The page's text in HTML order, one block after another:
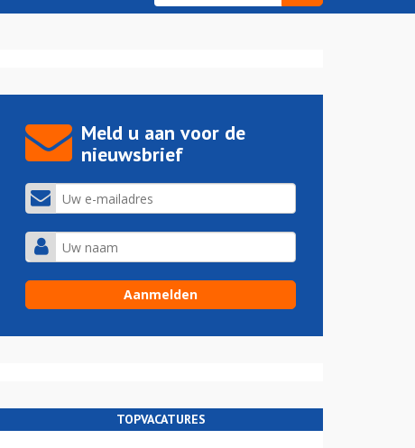
Meld u aan voor de
nieuwsbrief
TOPVACATURES